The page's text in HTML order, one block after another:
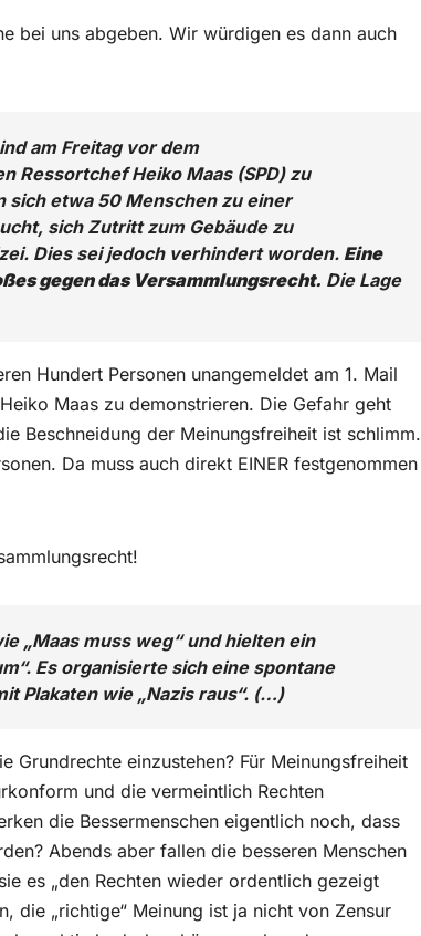
bei uns abgeben. Wir würdigen es dann auch
am Freitag vor dem
Ressortchef Heiko Maas (SPD) zu
sich etwa 50 Menschen zu einer
sich Zutritt zum Gebäude zu
Dies sei jedoch verhindert worden. Eine
gegen das Versammlungsrecht. Die Lage
Hundert Personen unangemeldet am 1. Mail
Maas zu demonstrieren. Die Gefahr geht
Beschneidung der Meinungsfreiheit ist schlimm.
Da muss auch direkt EINER festgenommen
„Maas muss weg“ und hielten ein
Es organisierte sich eine spontane
Plakaten wie „Nazis raus“. (…)
Grundrechte einzustehen? Für Meinungsfreiheit
und die vermeintlich Rechten
die Bessermenschen eigentlich noch, dass
Abends aber fallen die besseren Menschen
es „den Rechten wieder ordentlich gezeigt
die „richtige“ Meinung ist ja nicht von Zensur